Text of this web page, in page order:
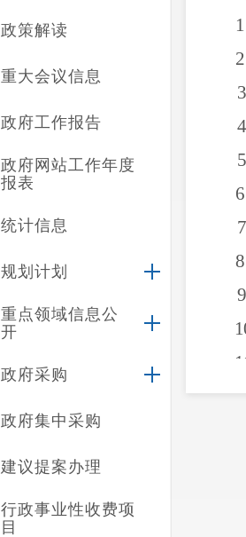
政策解读
重大会议信息
政府工作报告
政府网站工作年度
报表
统计信息
规划计划
重点领域信息公
开
政府采购
政府集中采购
建议提案办理
行政事业性收费项
目